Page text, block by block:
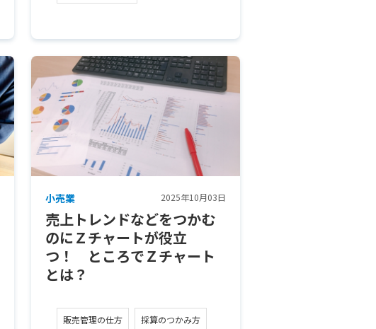
小売業 2025年10月03日
売上トレンドなどをつかむ
のにＺチャートが役立
つ！ ところでＺチャート
とは？
販売管理の仕方 採算のつかみ方